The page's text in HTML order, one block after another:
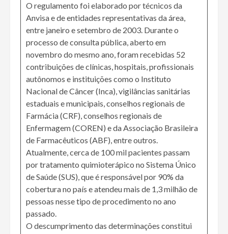
O regulamento foi elaborado por técnicos da
Anvisa e de entidades representativas da área,
entre janeiro e setembro de 2003. Durante o
processo de consulta pública, aberto em
novembro do mesmo ano, foram recebidas 52
contribuições de clínicas, hospitais, profissionais
autônomos e instituições como o Instituto
Nacional de Câncer (Inca), vigilâncias sanitárias
estaduais e municipais, conselhos regionais de
Farmácia (CRF), conselhos regionais de
Enfermagem (COREN) e da Associação Brasileira
de Farmacêuticos (ABF), entre outros.
Atualmente, cerca de 100 mil pacientes passam
por tratamento quimioterápico no Sistema Único
de Saúde (SUS), que é responsável por 90% da
cobertura no país e atendeu mais de 1,3 milhão de
pessoas nesse tipo de procedimento no ano
passado.
O descumprimento das determinações constitui